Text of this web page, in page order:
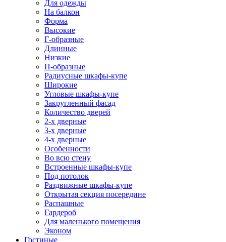
Для одежды
На балкон
Форма
Высокие
Г-образные
Длинные
Низкие
П-образные
Радиусные шкафы-купе
Широкие
Угловые шкафы-купе
Закругленный фасад
Количество дверей
2-х дверные
3-х дверные
4-х дверные
Особенности
Во всю стену
Встроенные шкафы-купе
Под потолок
Раздвижные шкафы-купе
Открытая секция посередине
Распашные
Гардероб
Для маленького помещения
Эконом
Гостиные